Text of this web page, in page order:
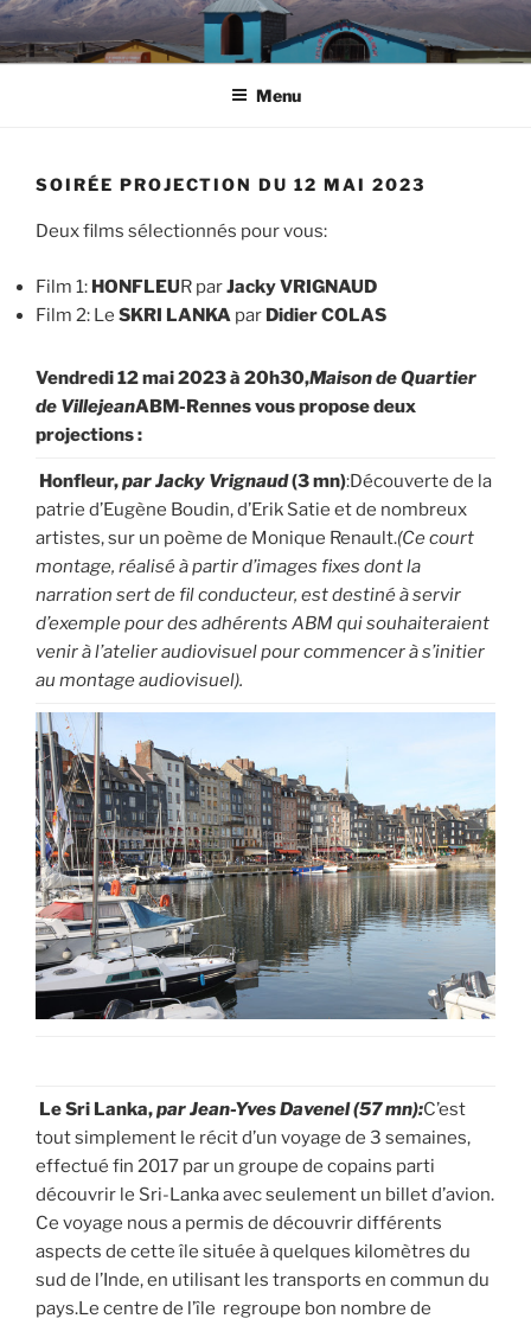
Aller
au
contenu
Menu
SOIRÉE PROJECTION DU 12 MAI 2023
Deux films sélectionnés pour vous:
Film 1: HONFLEUR parJacky VRIGNAUD
Film 2: Le SKRI LANKA par Didier COLAS
Vendredi 12 mai 2023 à 20h30,Maison de Quartier
de VillejeanABM-Rennes vous propose deux
projections :
Honfleur,par Jacky Vrignaud(3 mn):Découverte de la
patrie d’Eugène Boudin, d’Erik Satie et de nombreux
artistes, sur un poème de Monique Renault.(Ce court
montage, réalisé à partir d’images fixes dont la
narration sert de fil conducteur, est destiné à servir
d’exemple pour des adhérents ABM qui souhaiteraient
venir à l’atelier audiovisuel pour commencer à s’initier
au montage audiovisuel).
Le Sri Lanka,par Jean-Yves Davenel (57 mn):C’est
tout simplement le récit d’un voyage de 3 semaines,
effectué fin 2017 par un groupe de copains parti
découvrir le Sri-Lanka avec seulement un billet d’avion.
Ce voyage nous a permis de découvrir différents
aspects de cette île située à quelques kilomètres du
sud de l’Inde, en utilisant les transports en commun du
pays.Le centre de l’île regroupe bon nombre de